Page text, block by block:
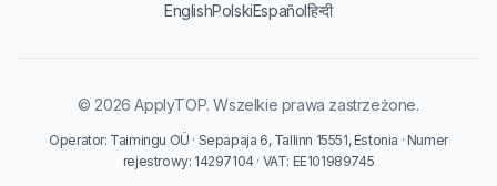
EnglishPolskiEspañolहिन्दी
© 2026 ApplyTOP. Wszelkie prawa zastrzeżone.
Operator: Taimingu OÜ · Sepapaja 6, Tallinn 15551, Estonia · Numer
rejestrowy: 14297104 · VAT: EE101989745